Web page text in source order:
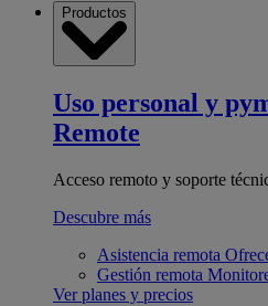
Productos
Uso personal y
Remote
Acceso remoto y soporte
Descubre más
Asistencia remota
Gestión remota
Ver planes y precios